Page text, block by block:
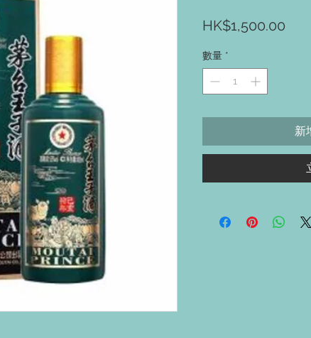
HK$1,500.00
數量 *
新